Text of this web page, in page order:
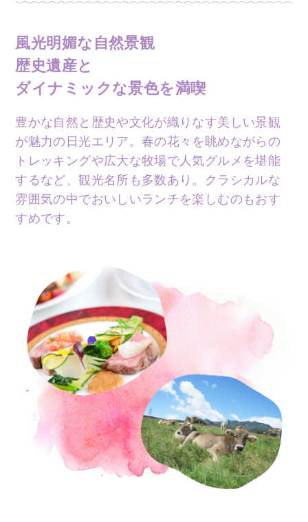
風光明媚な自然景観
歴史遺産と
ダイナミックな景色を満喫
豊かな自然と歴史や文化が織りなす美しい景観
が魅力の日光エリア。春の花々を眺めながらの
トレッキングや広大な牧場で人気グルメを堪能
するなど、観光名所も多数あり。クラシカルな
雰囲気の中でおいしいランチを楽しむのもおす
すめです。